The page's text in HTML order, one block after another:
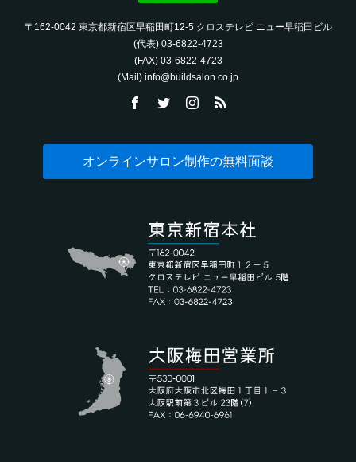
〒162-0042 東京都新宿区早稲田町12-5 クロステレビ ニュー早稲田ビル
(代表) 03-6822-4723‬
(FAX) 03-6822-4723‬
(Mail) info@buildsalon.co.jp
オンラインサロン制作の無料面談